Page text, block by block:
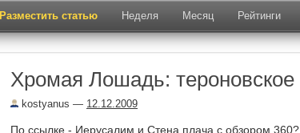
Разместить статью Неделя Месяц Рейтинги
Хромая Лошадь: тероновское
kostyanus — 12.12.2009
По ссылке - Иерусалим и Стена плача с обзором 360?